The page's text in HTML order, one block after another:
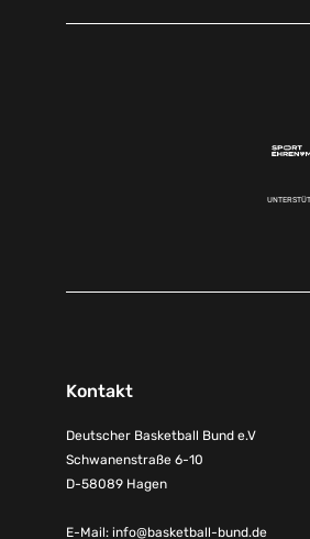
Kontakt
Deutscher Basketball Bund e.V
Schwanenstraße 6-10
D-58089 Hagen
E-Mail: info@basketball-bund.de